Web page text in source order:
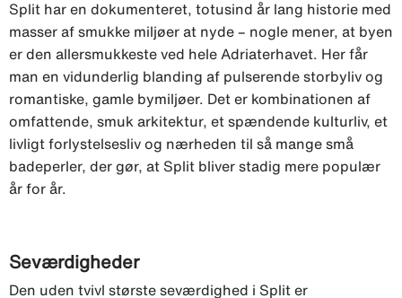
Split har en dokumenteret, totusind år lang historie med
masser af smukke miljøer at nyde – nogle mener, at byen
er den allersmukkeste ved hele Adriaterhavet. Her får
man en vidunderlig blanding af pulserende storbyliv og
romantiske, gamle bymiljøer. Det er kombinationen af
omfattende, smuk arkitektur, et spændende kulturliv, et
livligt forlystelsesliv og nærheden til så mange små
badeperler, der gør, at Split bliver stadig mere populær
år for år.
Seværdigheder
Den uden tvivl største seværdighed i Split er